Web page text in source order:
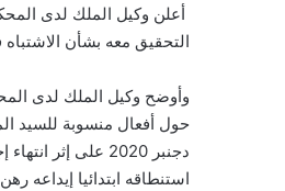
أعلن وكيل الملك لدى
التحقيق معه بشأن
دجنبر 2020 على
استنطاقه ابتدائيا إيداعه